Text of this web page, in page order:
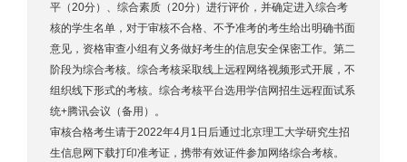
平（20分）、综合素质（20分）进行评价，并确定进入综合考
核的学生名单，对于审核不合格、不予准考的考生给出明确书面
意见，资格审查小组有义务做好考生的信息安全保密工作。第二
阶段为综合考核。综合考核采取线上远程网络视频形式开展，不
组织线下形式的考核。综合考核平台选用学信网招生远程面试系
统+腾讯会议（备用）。
审核合格考生请于2022年4月1日后通过北京理工大学研究生招
生信息网下载打印准考证，携带有效证件参加网络综合考核。